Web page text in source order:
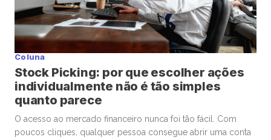
Coluna
Stock Picking: por que escolher ações
individualmente não é tão simples
quanto parece
O acesso ao mercado financeiro nunca foi tão fácil. Com
poucos cliques, qualquer pessoa consegue abrir uma conta